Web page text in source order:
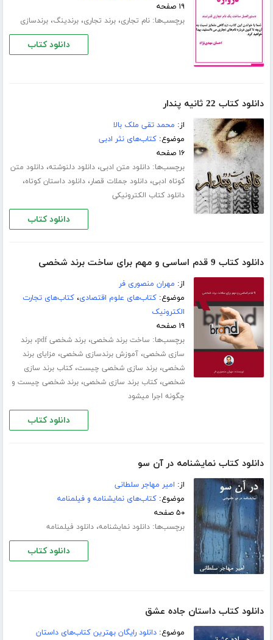
۱۹ صفحه
برچسب‌ها:نام تجاری،برند تجاری،برندینگ،برندسازی
دانلود کتاب
دانلود کتاب 22 ثانیه پندار
از: محمد تقی ملک بالا
موضوع:کتاب‌های نثر ادبی
۱۶ صفحه
برچسب‌ها:دانلود متن ادبی،دانلود دلنوشته،دانلود متن
کوتاه ادبی،دانلود جملات قصار،دانلود داستان کوتاه،
دانلود کتاب الکترونیکی
دانلود کتاب
دانلود کتاب 9 قدم اساسی و مهم برای ساخت برند شخصی
از: مهران منصوری فر
موضوع:کتاب‌های علوم اقتصادی،کتاب‌های تجارت
الکترونیک
۱۹ صفحه
برچسب‌ها: ساخت برند شخصی،برند شخصی pdf ،برند
سازی شخصی،آموزش برندسازی شخصی، مزایای برند
شخصی،برند سازی شخصی چیست،کتاب برند سازی
شخصی،کتاب برند سازی شخصی،برند شخصی چیست و
چگونه اجرا میشود
دانلود کتاب
دانلود کتاب نمایشنامه در آن سو
از: امیر مهاجر سلطانی
موضوع:کتاب‌های نمایشنامه و فیلمنامه
۵۰ صفحه
برچسب‌ها:دانلود نمایشنامه،دانلود فیلمنامه
دانلود کتاب
دانلود کتاب داستان جاده عشق
موضوع:دانلود رایگان بهترین کتاب‌های داستان